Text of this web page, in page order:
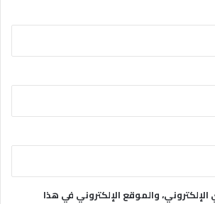
والموقع الإلكتروني في هذا